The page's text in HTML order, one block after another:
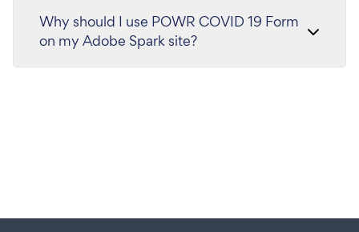
Why should I use POWR COVID 19 Form
on my Adobe Spark site?